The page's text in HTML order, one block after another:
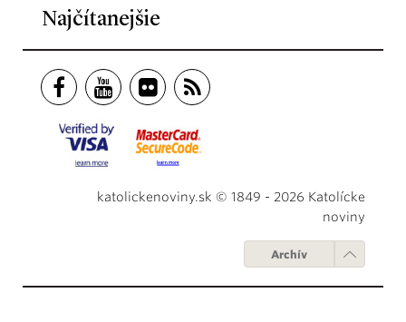
Najčítanejšie
katolickenoviny.sk © 1849 - 2026 Katolícke
noviny
Archív